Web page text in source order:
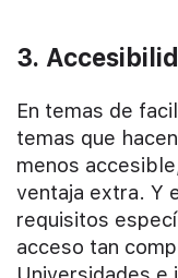
3.
En temas de
temas que
menos
ventaja extra. Y
requisitos
acceso tan